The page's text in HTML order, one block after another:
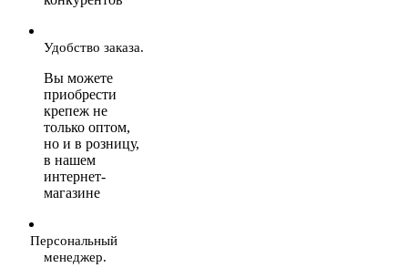
Удобство заказа.
Вы можете
приобрести
крепеж не
только оптом,
но и в розницу,
в нашем
интернет-
магазине
Персональный
менеджер.